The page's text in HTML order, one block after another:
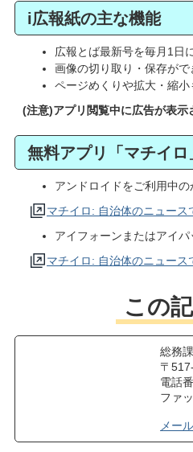
i広報紙の主な機能
広報とば最新号を毎月1日
画像の切り取り・保存がで
ページめくりや拡大・縮小
(注意)アプリ閲覧中に広告が表示
無料アプリ「マチイ
アンドロイドをご利用中
マチイロ: 自治体のニュー
アイフォーンまたはアイ
マチイロ: 自治体のニュー
この
総務
〒
電話
ファ
メー